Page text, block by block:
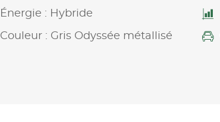
Énergie : Hybride
Couleur : Gris Odyssée métallisé